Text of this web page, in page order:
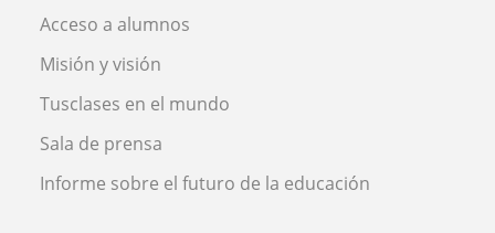
Acceso a alumnos
Misión y visión
Tusclases en el mundo
Sala de prensa
Informe sobre el futuro de la educación